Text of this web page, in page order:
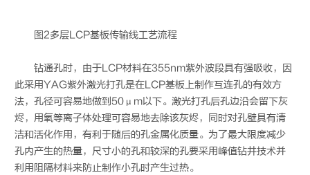
图2多层LCP基板传输线工艺流程
钻通孔时，由于LCP材料在355nm紫外波段具有强吸收，因
此采用YAG紫外激光打孔是在LCP基板上制作互连孔的有效方
法，孔径可容易地做到50μm以下。激光打孔后孔边沿会留下灰
烬，用氧等离子体处理可容易地去除该灰烬，同时对孔壁具有清
洁和活化作用，有利于随后的孔金属化质量。为了最大限度减少
孔内产生的热量，尺寸小的孔和较深的孔要采用峰值钻井技术并
利用阻隔材料来防止制作小孔时产生过热。